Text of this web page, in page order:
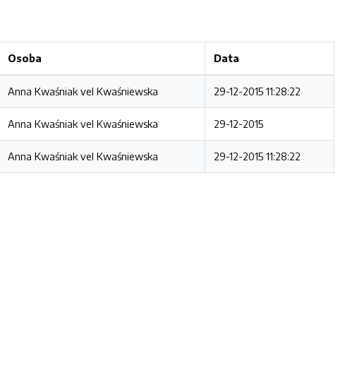
Osoba Data
Anna Kwaśniak vel Kwaśniewska 29-12-2015 11:28:22
Anna Kwaśniak vel Kwaśniewska 29-12-2015
Anna Kwaśniak vel Kwaśniewska 29-12-2015 11:28:22